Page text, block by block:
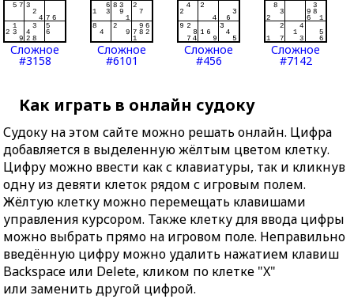
Сложное
#3158
Сложное
#6101
Сложное
#456
Сложное
#7142
Как играть в онлайн судоку
Судоку на этом сайте можно решать онлайн. Цифра
добавляется в выделенную жёлтым цветом клетку.
Цифру можно ввести как с клавиатуры, так и кликнув
одну из девяти клеток рядом с игровым полем.
Жёлтую клетку можно перемещать клавишами
управления курсором. Также клетку для ввода цифры
можно выбрать прямо на игровом поле. Неправильно
введённую цифру можно удалить нажатием клавиш
Backspace или Delete, кликом по клетке "X"
или заменить другой цифрой.